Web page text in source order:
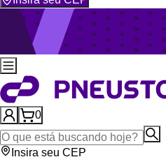
0
Insira seu CEP